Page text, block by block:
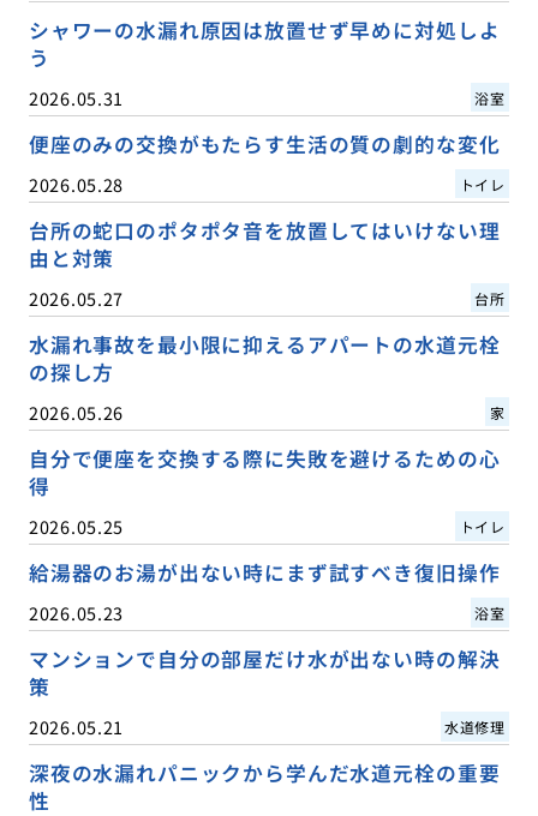
シャワーの水漏れ原因は放置せず早めに対処しよ
う
2026.05.31 浴室
便座のみの交換がもたらす生活の質の劇的な変化
2026.05.28 トイレ
台所の蛇口のポタポタ音を放置してはいけない理
由と対策
2026.05.27 台所
水漏れ事故を最小限に抑えるアパートの水道元栓
の探し方
2026.05.26 家
自分で便座を交換する際に失敗を避けるための心
得
2026.05.25 トイレ
給湯器のお湯が出ない時にまず試すべき復旧操作
2026.05.23 浴室
マンションで自分の部屋だけ水が出ない時の解決
策
2026.05.21 水道修理
深夜の水漏れパニックから学んだ水道元栓の重要
性